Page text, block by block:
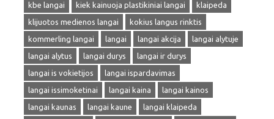
kbe langai
kiek kainuoja plastikiniai langai
klaipeda
klijuotos medienos langai
kokius langus rinktis
kommerling langai
langai langai akcija
langai alytuje
langai alytus
langai durys
langai ir durys
langai is vokietijos
langai ispardavimas
langai issimoketinai
langai kaina
langai kainos
langai kaunas
langai kaune
langai klaipeda